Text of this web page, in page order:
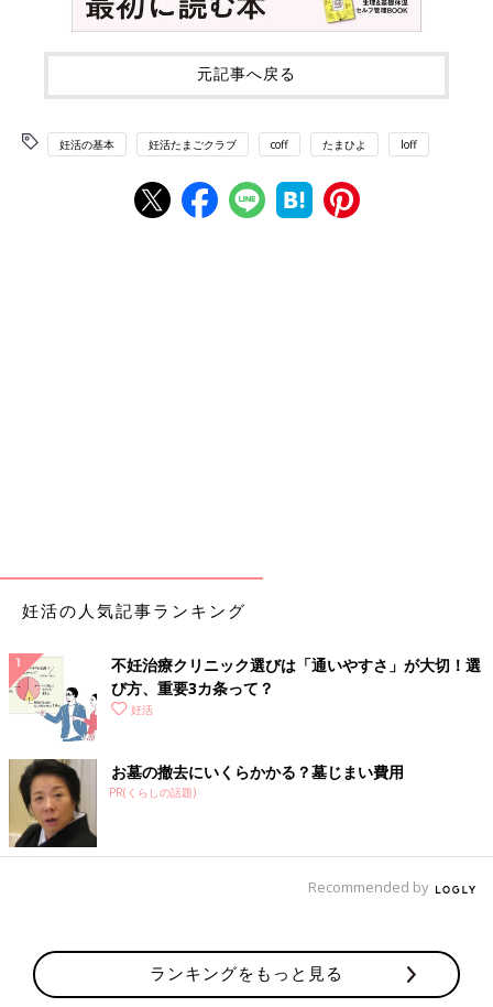
元記事へ戻る
妊活の基本 妊活たまごクラブ coff たまひよ loff
妊活の人気記事ランキング
不妊治療クリニック選びは「通いやすさ」が大切！選
び方、重要3カ条って？
妊活
お墓の撤去にいくらかかる？墓じまい費用
PR(くらしの話題)
Recommended by
ランキングをもっと見る